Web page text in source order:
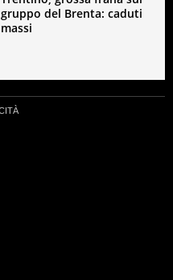
gruppo del Brenta: caduti
massi